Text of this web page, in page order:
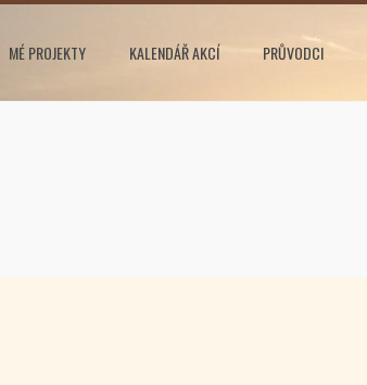
MÉ PROJEKTY KALENDÁŘ AKCÍ PRŮVODCI